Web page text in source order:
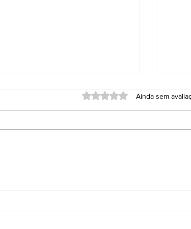
Avaliado com 0 de 5
Ainda sem